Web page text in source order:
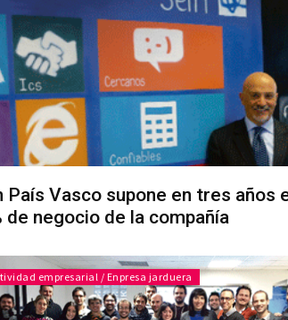
País Vasco supone en tres años
de negocio de la compañía
empresarial / Enpresa jarduera